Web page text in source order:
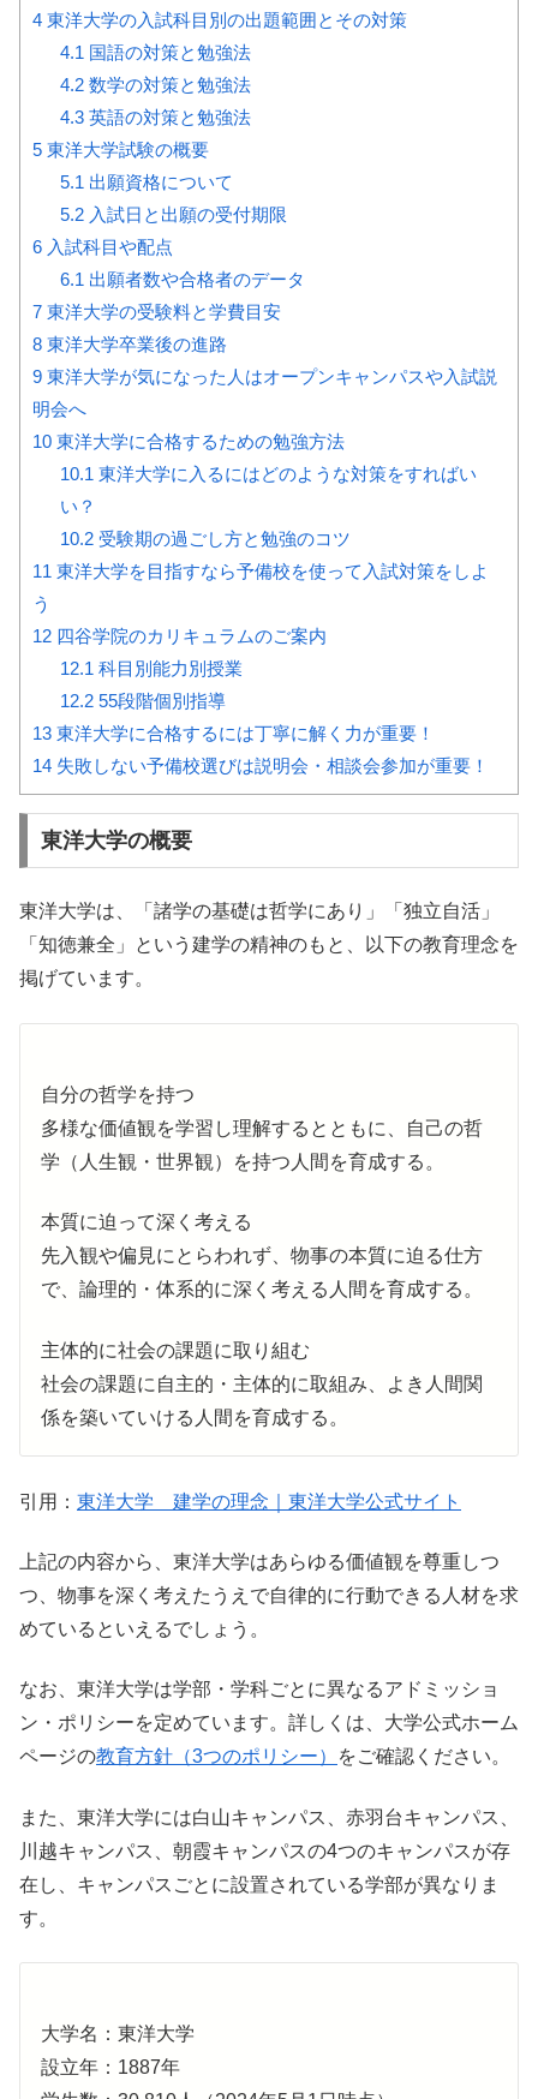
4 東洋大学の入試科目別の出題範囲とその対策
4.1 国語の対策と勉強法
4.2数学の対策と勉強法
4.3英語の対策と勉強法
5 東洋大学試験の概要
5.1 出願資格について
5.2入試日と出願の受付期限
6 入試科目や配点
6.1 出願者数や合格者のデータ
7 東洋大学の受験料と学費目安
8 東洋大学卒業後の進路
9 東洋大学が気になった人はオープンキャンパスや入試説
明会へ
10 東洋大学に合格するための勉強方法
10.1 東洋大学に入るにはどのような対策をすればい
い？
10.2受験期の過ごし方と勉強のコツ
11 東洋大学を目指すなら予備校を使って入試対策をしよ
う
12 四谷学院のカリキュラムのご案内
12.1 科目別能力別授業
12.255段階個別指導
13 東洋大学に合格するには丁寧に解く力が重要！
14 失敗しない予備校選びは説明会・相談会参加が重要！
東洋大学の概要
東洋大学は、「諸学の基礎は哲学にあり」「独立自活」
「知徳兼全」という建学の精神のもと、以下の教育理念を
掲げています。
自分の哲学を持つ
多様な価値観を学習し理解するとともに、自己の哲
学（人生観・世界観）を持つ人間を育成する。
本質に迫って深く考える
先入観や偏見にとらわれず、物事の本質に迫る仕方
で、論理的・体系的に深く考える人間を育成する。
主体的に社会の課題に取り組む
社会の課題に自主的・主体的に取組み、よき人間関
係を築いていける人間を育成する。
引用： 東洋大学 建学の理念｜東洋大学公式サイト
上記の内容から、東洋大学はあらゆる価値観を尊重しつ
つ、物事を深く考えたうえで自律的に行動できる人材を求
めているといえるでしょう。
なお、東洋大学は学部・学科ごとに異なるアドミッショ
ン・ポリシーを定めています。詳しくは、大学公式ホーム
ページの教育方針（3つのポリシー） をご確認ください。
また、東洋大学には白山キャンパス、赤羽台キャンパス、
川越キャンパス、朝霞キャンパスの4つのキャンパスが存
在し、キャンパスごとに設置されている学部が異なりま
す。
大学名：東洋大学
設立年：1887年